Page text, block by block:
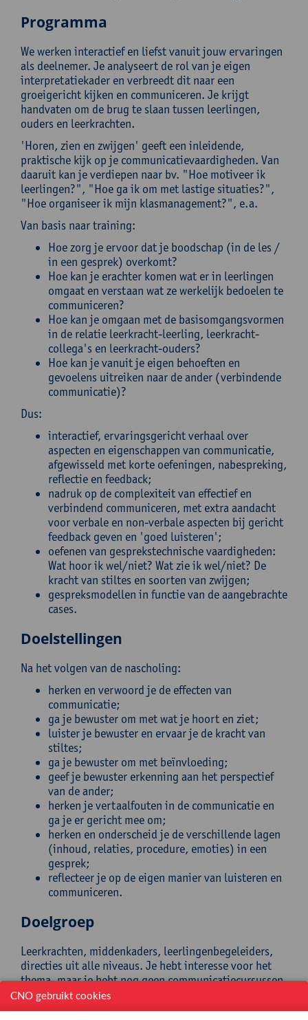
Programma
We werken interactief en liefst vanuit jouw ervaringen
als deelnemer. Je analyseert de rol van je eigen
interpretatiekader en verbreedt dit naar een
groeigericht kijken en communiceren. Je krijgt
handvaten om de brug te slaan tussen leerlingen,
ouders en leerkrachten.
'Horen, zien en zwijgen' geeft een inleidende,
praktische kijk op je communicatievaardigheden. Van
daaruit kan je verdiepen naar bv. "Hoe motiveer ik
leerlingen?", "Hoe ga ik om met lastige situaties?",
"Hoe organiseer ik mijn klasmanagement?", e.a.
Van basis naar training:
Hoe zorg je ervoor dat je boodschap (in de les /
in een gesprek) overkomt?
Hoe kan je erachter komen wat er in leerlingen
omgaat en verstaan wat ze werkelijk bedoelen te
communiceren?
Hoe kan je omgaan met de basisomgangsvormen
in de relatie leerkracht-leerling, leerkracht-
collega's en leerkracht-ouders?
Hoe kan je vanuit je eigen behoeften en
gevoelens uitreiken naar de ander (verbindende
communicatie)?
Dus:
interactief, ervaringsgericht verhaal over
aspecten en eigenschappen van communicatie,
afgewisseld met korte oefeningen, nabespreking,
reflectie en feedback;
nadruk op de complexiteit van effectief en
verbindend communiceren, met extra aandacht
voor verbale en non-verbale aspecten bij gericht
feedback geven en 'goed luisteren';
oefenen van gesprekstechnische vaardigheden:
Wat hoor ik wel/niet? Wat zie ik wel/niet? De
kracht van stiltes en soorten van zwijgen;
gespreksmodellen in functie van de aangebrachte
cases.
Doelstellingen
Na het volgen van de nascholing:
herken en verwoord je de effecten van
communicatie;
ga je bewuster om met wat je hoort en ziet;
luister je bewuster en ervaar je de kracht van
stiltes;
ga je bewuster om met beïnvloeding;
geef je bewuster erkenning aan het perspectief
van de ander;
herken je vertaalfouten in de communicatie en
ga je er gericht mee om;
herken en onderscheid je de verschillende lagen
(inhoud, relaties, procedure, emoties) in een
gesprek;
reflecteer je op de eigen manier van luisteren en
communiceren.
Doelgroep
Leerkrachten, middenkaders, leerlingenbegeleiders,
directies uit alle niveaus. Je hebt interesse voor het
thema, maar je hebt nog geen communicatiecursussen
en/of trainingen gevolgd.
CNO gebruikt cookies